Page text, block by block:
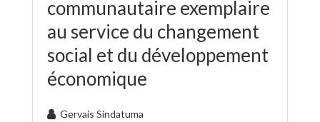
communautaire exemplaire
au service du changement
social et du développement
économique
Gervais Sindatuma